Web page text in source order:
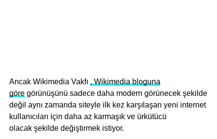
Ancak Wikimedia Vakfı , Wikimedia bloguna
göregörünüşünü sadece daha modern görünecek şekilde
değil aynı zamanda siteyle ilk kez karşılaşan yeni internet
kullanıcıları için daha az karmaşık ve ürkütücü
olacak şekilde değiştirmek istiyor.